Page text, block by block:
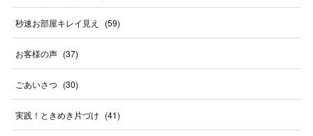
秒速お部屋キレイ見え (59)
お客様の声 (37)
ごあいさつ (30)
実践！ときめき片づけ (41)